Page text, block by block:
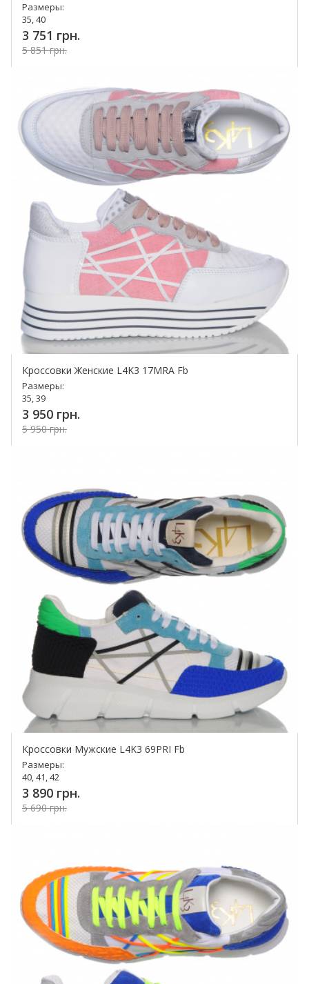
Размеры:
35, 40
3 751 грн.
5 851 грн.
Кроссовки Женские L4K3 17MRA Fb
Размеры:
35, 39
3 950 грн.
5 950 грн.
Кроссовки Мужские L4K3 69PRI Fb
Размеры:
40, 41, 42
3 890 грн.
5 690 грн.